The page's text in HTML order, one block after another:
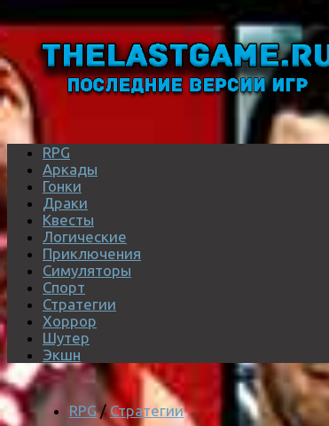
RPG
Аркады
Гонки
Драки
Квесты
Логические
Приключения
Симуляторы
Спорт
Стратегии
Хоррор
Шутер
Экшн
RPG / Стратегии